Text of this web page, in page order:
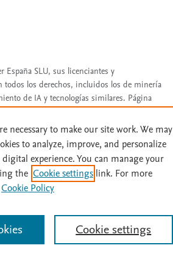
España SLU, sus licenciantes y
todos los derechos, incluidos los de minería
de IA y tecnologías similares. Página
en: 31/07/2026.
Cookie settings
necessary to make our site work. We may
to analyze, improve, and personalize
experience. You can manage your
the Cookie settings link. For more
Cookie Policy
Cookie settings